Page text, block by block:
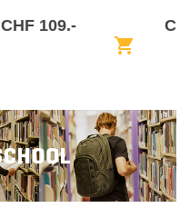
CHF 109.-
shopping_cart